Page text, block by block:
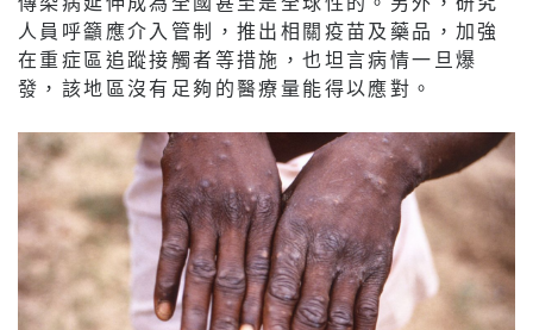
人員呼籲應介入管制，推出相關疫苗及藥品，加強
在重症區追蹤接觸者等措施，也坦言病情一旦爆
發，該地區沒有足夠的醫療量能得以應對。